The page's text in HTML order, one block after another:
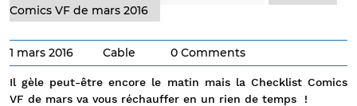
Comics VF de mars 2016
1 mars 2016 Cable 0 Comments
Il gèle peut-être encore le matin mais la Checklist Comics
VF de mars va vous réchauffer en un rien de temps !